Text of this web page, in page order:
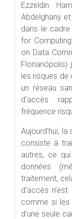
Ezzeldin
Abdelghany
dans le cadre
for
on Data
Florianópolis)
les risques de
un réseau
d’accès
fréquence
Aujourd’hui,
consiste à
autres, ce
données
traitement,
d’accès
comme si les
d’une seule